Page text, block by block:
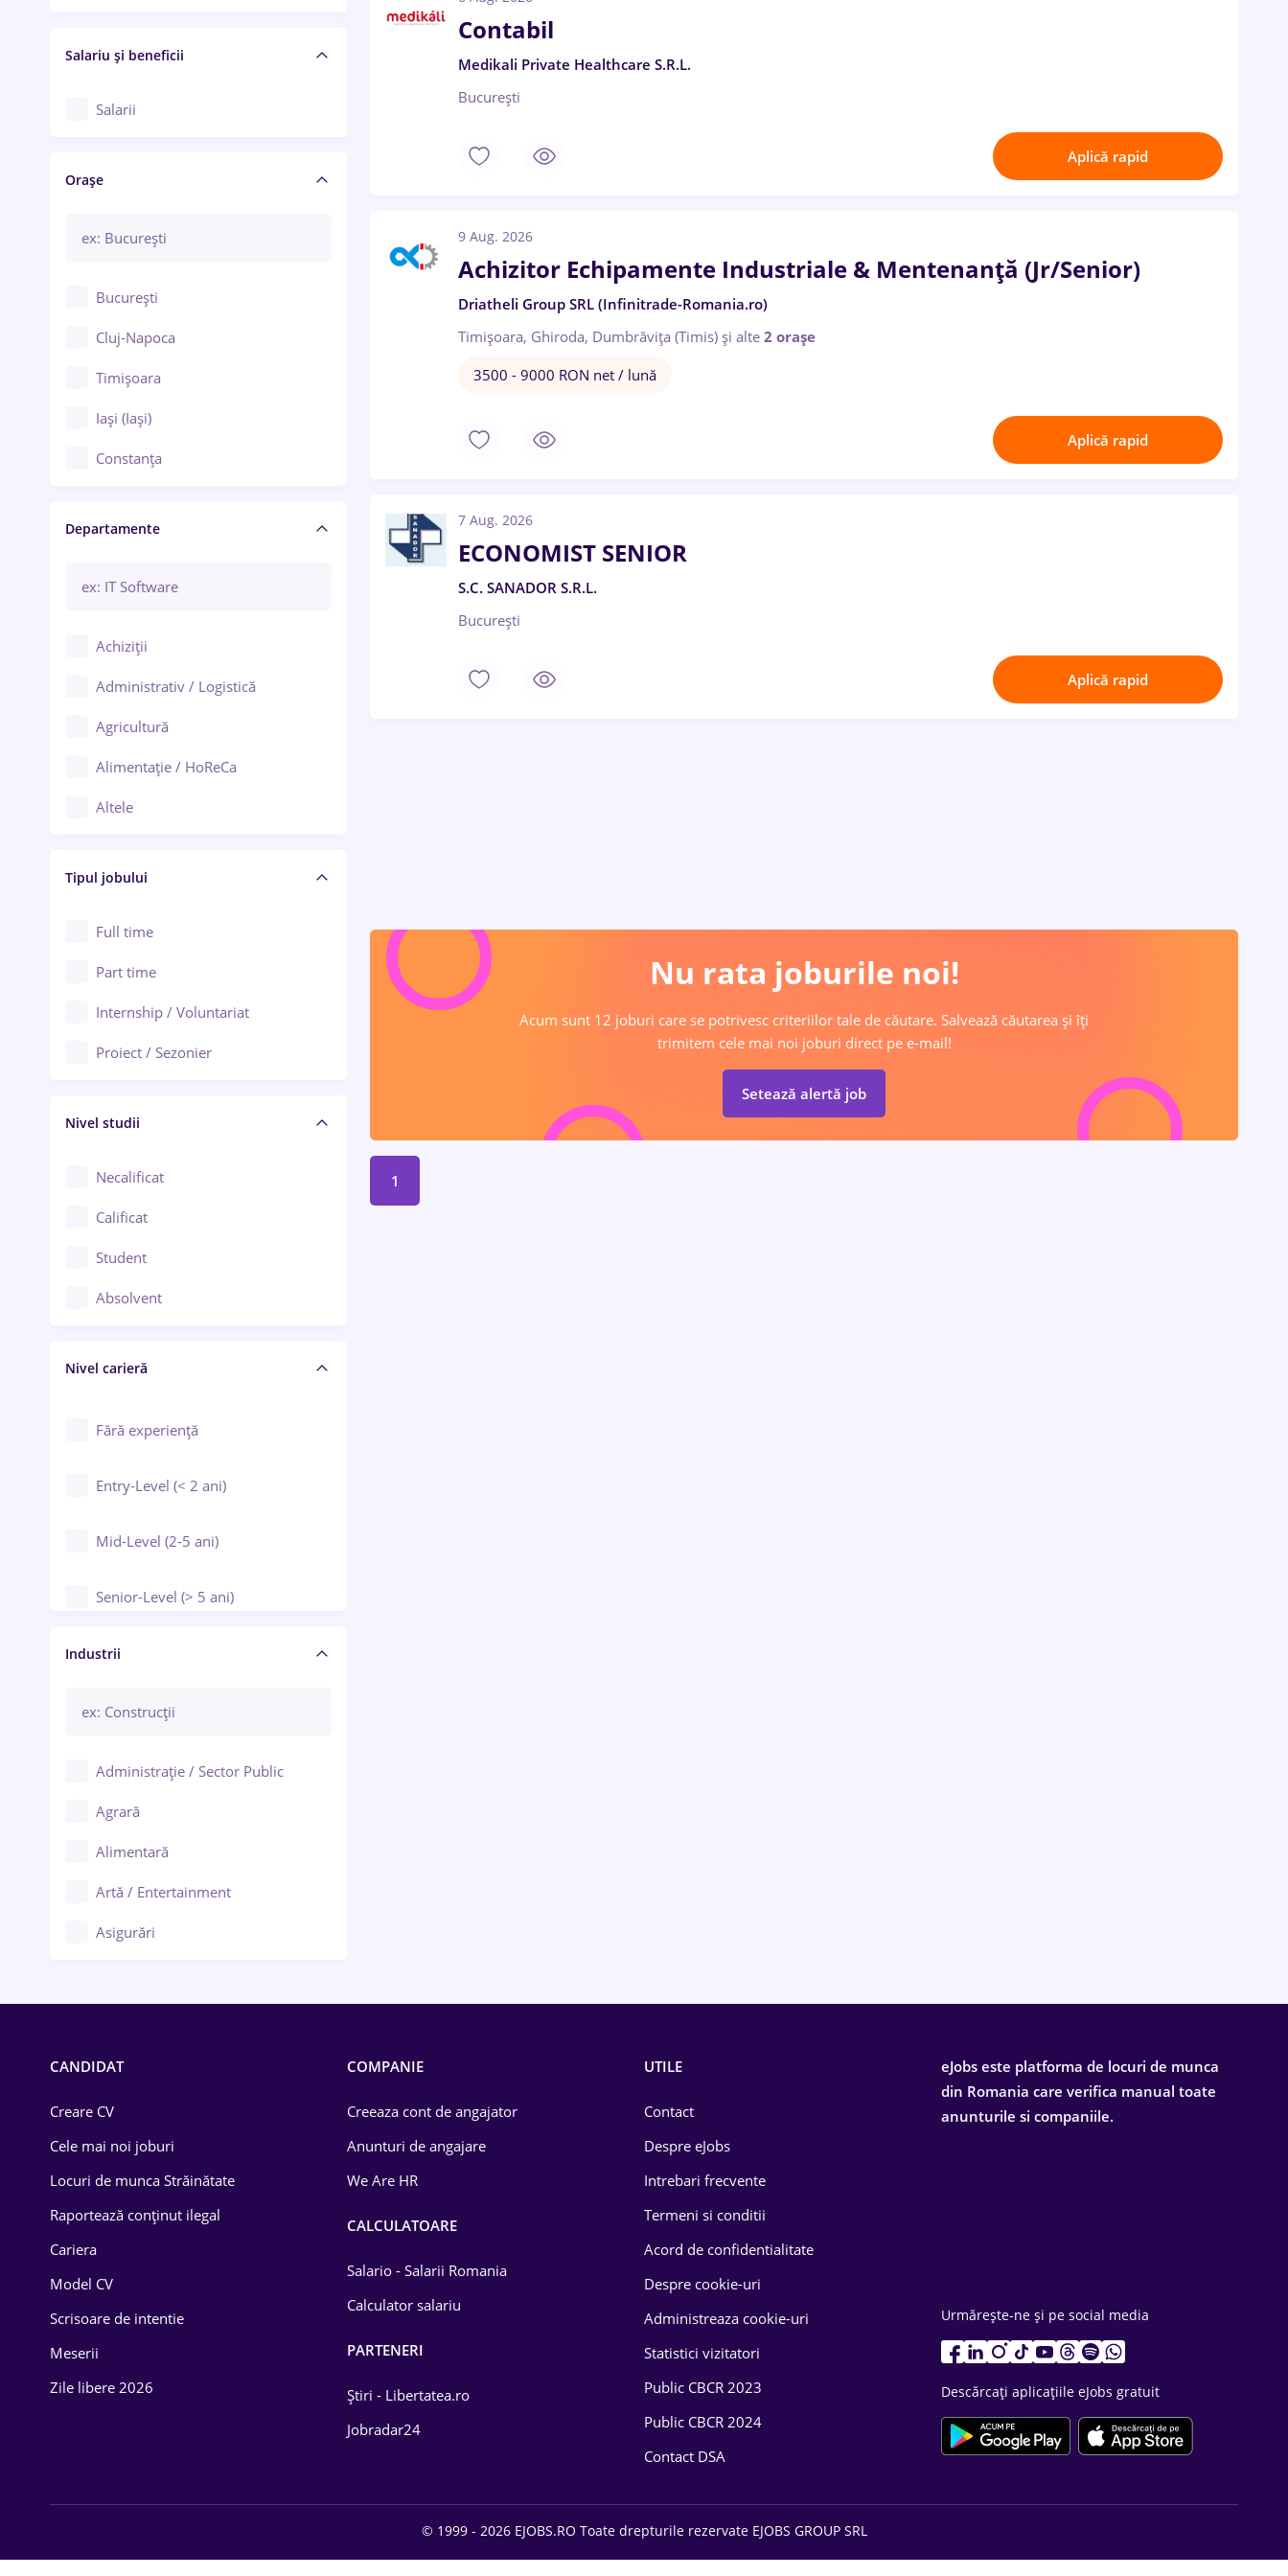
Salariu și beneficii
Salarii
Orașe
București
Cluj-Napoca
Timișoara
Iași (Iași)
Constanța
Brașov
Bacău
Galați (Galați)
Ploiești
Arad
Baia Mare
Bârlad
Bistrița (Bistrița-Năsăud)
Departamente
Achiziții
Administrativ / Logistică
Agricultură
Alimentație / HoReCa
Altele
Asigurări
Au pair / Babysitter / Curățenie
Audit / Consultanță
Auto / Echipamente
Automatizări
Cercetare - dezvoltare
Chimie / Biochimie
Confecții / Design vestimentar
Construcții / Instalații
Controlul calității
Educație / Training / Arte
Tipul jobului
Full time
Part time
Internship / Voluntariat
Proiect / Sezonier
Nivel studii
Necalificat
Calificat
Student
Absolvent
Nivel carieră
Fără experiență
Entry-Level (< 2 ani)
Mid-Level (2-5 ani)
Senior-Level (> 5 ani)
Manager / Executiv
Industrii
Administrație / Sector Public
Agrară
Alimentară
Artă / Entertainment
Asigurări
Drept
Educație / Training
Energetică
Farma
Contabil
Medikali Private Healthcare S.R.L.
București
Aplică rapid
9 Aug. 2026
Achizitor Echipamente Industriale & Mentenanță (Jr/Senior)
Driatheli Group SRL (Infinitrade-Romania.ro)
Timișoara, Ghiroda, Dumbrăvița (Timis) și alte 2 orașe
3500 - 9000 RON net / lună
Aplică rapid
7 Aug. 2026
ECONOMIST SENIOR
S.C. SANADOR S.R.L.
București
Aplică rapid
Nu rata joburile noi!
Acum sunt 12 joburi care se potrivesc criteriilor tale de căutare. Salvează căutarea și îți
trimitem cele mai noi joburi direct pe e-mail!
Setează alertă job
1
CANDIDAT
Creare CV
Cele mai noi joburi
Locuri de munca Străinătate
Raportează conținut ilegal
Cariera
Model CV
Scrisoare de intentie
Meserii
Zile libere 2026
COMPANIE
Creeaza cont de angajator
Anunturi de angajare
We Are HR
CALCULATOARE
Salario - Salarii Romania
Calculator salariu
PARTENERI
Știri - Libertatea.ro
Jobradar24
UTILE
Contact
Despre eJobs
Intrebari frecvente
Termeni si conditii
Acord de confidentialitate
Despre cookie-uri
Administreaza cookie-uri
Statistici vizitatori
Public CBCR 2023
Public CBCR 2024
Contact DSA
eJobs este platforma de locuri de munca
din Romania care verifica manual toate
anunturile si companiile.
Urmărește-ne și pe social media
Descărcați aplicațiile eJobs gratuit
© 1999 - 2026 EJOBS.RO Toate drepturile rezervate EJOBS GROUP SRL